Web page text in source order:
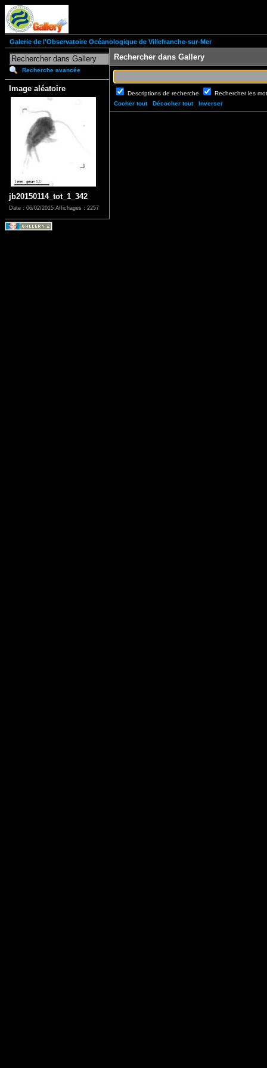
Galerie de l'Observatoire Océanologique de Villefranche-sur-Mer
Recherche avancée
Image aléatoire
jb20150114_tot_1_342
Date : 06/02/2015 Affichages : 2257
Rechercher dans Gallery
Descriptions de recherche
Rechercher les
Cocher tout
Décocher tout Inverser